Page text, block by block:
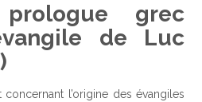
grec
de Luc
l’origine des évangiles